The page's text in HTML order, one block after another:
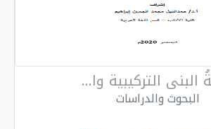
البنى التركيبية وا...
البحوث والدراسات